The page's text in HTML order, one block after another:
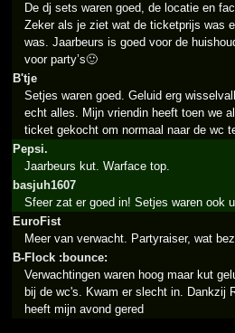
De dj sets waren goed, de locatie en
Zeker als je ziet wat de ticketprijs was
was. Jaarbeurs is goed voor de
voor party’s🙂
B'tje
Setjes waren goed. Geluid erg
echt alles. Mijn vriendin heeft toen we
ticket gekocht om normaal naar de wc
Pepsi.
Jaarbeurs kut. Warface top.
basjuh1607
Sfeer zat er goed in! Setjes waren ook
EuroFist
Meer van verwacht. Partyraiser, wat
B-Flock :bounce:
Verwachtingen waren hoog maar kut
bij de wc's. Kwam er slecht in. Dankzij
heeft mijn avond gered